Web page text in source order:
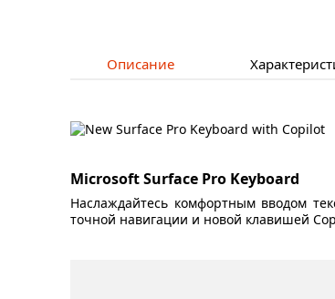
Описание
Microsoft Surface Pro Keyboard
Наслаждайтесь комфортным вводом
точной навигации и новой клавишей